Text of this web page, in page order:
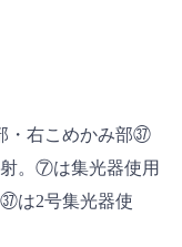
・右こめかみ部㊲
。⑦は集光器使用
は2号集光器使